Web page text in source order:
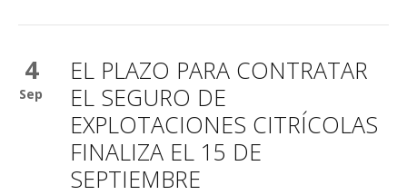
4
Sep
EL PLAZO PARA CONTRATAR
EL SEGURO DE
EXPLOTACIONES CITRÍCOLAS
FINALIZA EL 15 DE
SEPTIEMBRE